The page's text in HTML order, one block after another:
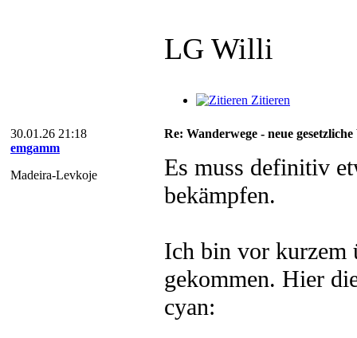
LG Willi
Zitieren
30.01.26 21:18
emgamm
Madeira-Levkoje
Re: Wanderwege - neue
Es muss definitiv
bekämpfen.
Ich bin vor kurzem
gekommen. Hier
cyan: